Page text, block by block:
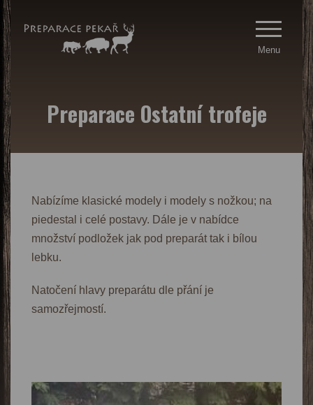
Menu
Preparace Ostatní trofeje
Nabízíme klasické modely i modely s nožkou; na
piedestal i celé postavy. Dále je v nabídce
množství podložek jak pod preparát tak i bílou
lebku.
Natočení hlavy preparátu dle přání je
samozřejmostí.